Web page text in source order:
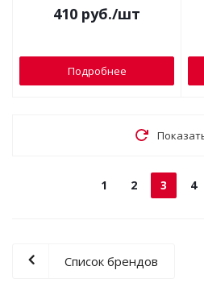
410 руб./шт
Подробнее
1 2 3 4
Список брендов